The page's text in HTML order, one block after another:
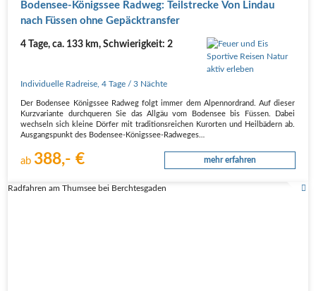
Boden­see-Königs­see Rad­weg: Teil­stre­cke Von Lin­dau
nach Füs­sen ohne Gepäcktransfer
4 Tage, ca. 133 km, Schwierigkeit: 2
Individuelle Radreise ,4 Tage / 3 Nächte
Der Boden­see Königs­see Rad­weg folgt immer dem Alpen­nord­rand. Auf die­ser
Kurz­va­ri­an­te durch­que­ren Sie das All­gäu vom Boden­see bis Füs­sen. Dabei
wech­seln sich klei­ne Dör­fer mit tra­di­ti­ons­rei­chen Kur­or­ten und Heil­bä­dern ab.
Aus­gangs­punkt des Boden­see-Königs­see-Rad­we­ges…
ab 388,- € mehr erfahren
Radfahren am Thumsee bei Berchtesgaden